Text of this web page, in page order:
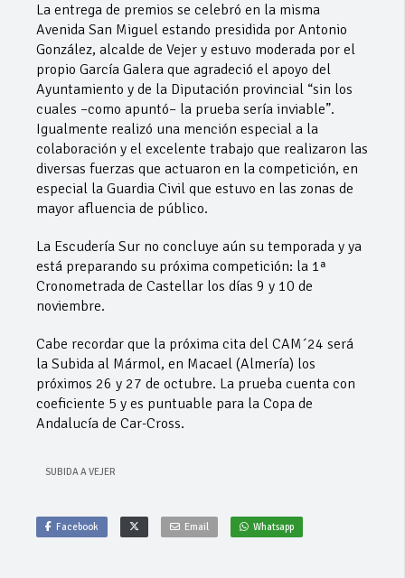
La entrega de premios se celebró en la misma
Avenida San Miguel estando presidida por Antonio
González, alcalde de Vejer y estuvo moderada por el
propio García Galera que agradeció el apoyo del
Ayuntamiento y de la Diputación provincial “sin los
cuales –como apuntó– la prueba sería inviable”.
Igualmente realizó una mención especial a la
colaboración y el excelente trabajo que realizaron las
diversas fuerzas que actuaron en la competición, en
especial la Guardia Civil que estuvo en las zonas de
mayor afluencia de público.
La Escudería Sur no concluye aún su temporada y ya
está preparando su próxima competición: la 1ª
Cronometrada de Castellar los días 9 y 10 de
noviembre.
Cabe recordar que la próxima cita del CAM´24 será
la Subida al Mármol, en Macael (Almería) los
próximos 26 y 27 de octubre. La prueba cuenta con
coeficiente 5 y es puntuable para la Copa de
Andalucía de Car-Cross.
SUBIDA A VEJER
Facebook Email Whatsapp